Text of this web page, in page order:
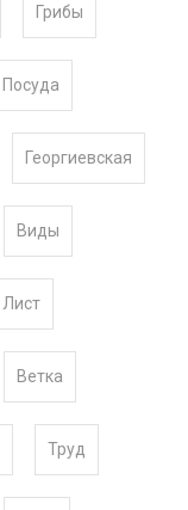
Грибы
Посуда
Георгиевская
Виды
Лист
Ветка
Труд